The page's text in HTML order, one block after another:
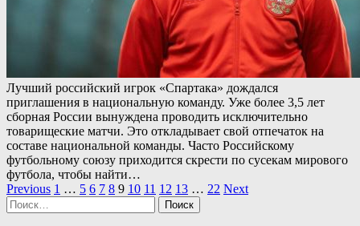
Лучший российский игрок «Спартака» дождался
приглашения в национальную команду. Уже более 3,5 лет
сборная России вынуждена проводить исключительно
товарищеские матчи. Это откладывает свой отпечаток на
составе национальной команды. Часто Российскому
футбольному союзу приходится скрести по сусекам мирового
футбола, чтобы найти…
Пагинация
записей
Previous 1 … 5 6 7 8 9 10 11 12 13 … 22 Next
Найти: